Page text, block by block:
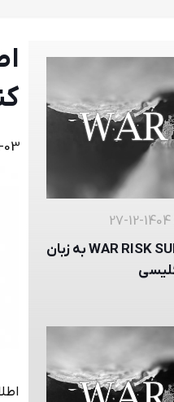
1404-12-27
اطلاعیه WAR RISK SURCHARGE به زبان
03